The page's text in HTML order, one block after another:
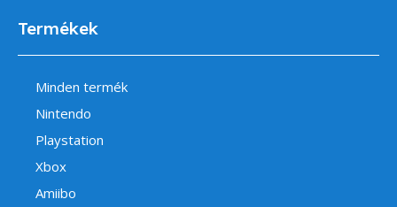
Termékek
Minden termék
Nintendo
Playstation
Xbox
Amiibo